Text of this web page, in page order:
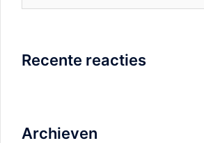
Recente reacties
Archieven